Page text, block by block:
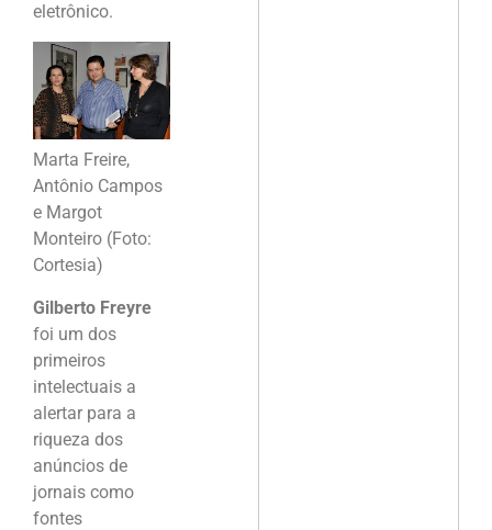
eletrônico.
Marta Freire,
Antônio Campos
e Margot
Monteiro (Foto:
Cortesia)
Gilberto Freyre
foi um dos
primeiros
intelectuais a
alertar para a
riqueza dos
anúncios de
jornais como
fontes